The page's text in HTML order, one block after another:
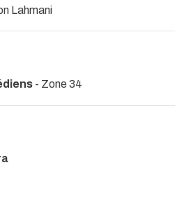
Lahmani
- Zone 34